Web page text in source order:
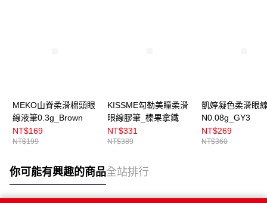
MEKO山脊柔滑棉頭眼
線液筆0.3g_Brown
NT$169
NT$199
KISSME勾勒美瞳柔滑
眼線膠筆_榛果拿鐵
NT$331
NT$389
凱婷凝色柔滑眼
N0.08g_GY3
NT$269
NT$360
你可能有興趣的商品全站排行